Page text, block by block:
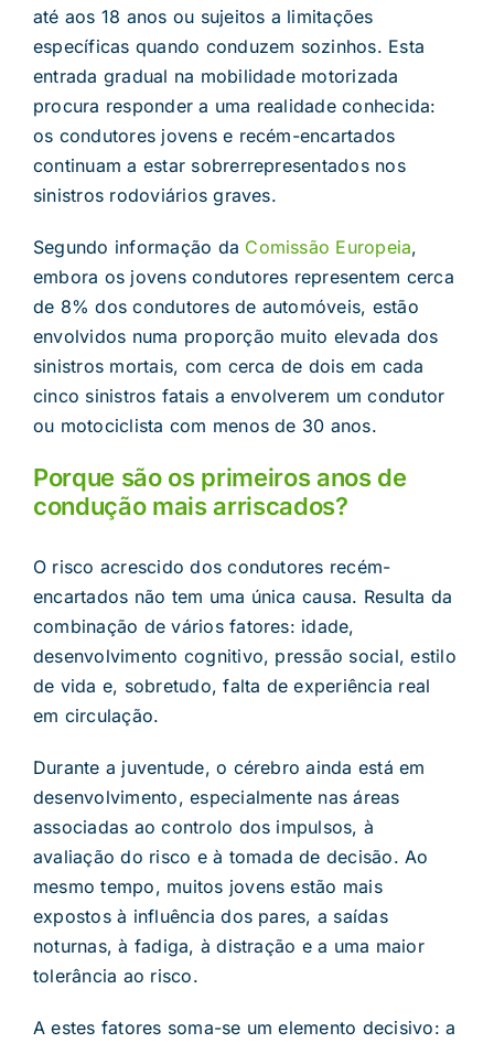
até aos 18 anos ou sujeitos a limitações
específicas quando conduzem sozinhos. Esta
entrada gradual na mobilidade motorizada
procura responder a uma realidade conhecida:
os condutores jovens e recém-encartados
continuam a estar sobrerrepresentados nos
sinistros rodoviários graves.
Segundo informação da Comissão Europeia,
embora os jovens condutores representem cerca
de 8% dos condutores de automóveis, estão
envolvidos numa proporção muito elevada dos
sinistros mortais, com cerca de dois em cada
cinco sinistros fatais a envolverem um condutor
ou motociclista com menos de 30 anos.
Porque são os primeiros anos de
condução mais arriscados?
O risco acrescido dos condutores recém-
encartados não tem uma única causa. Resulta da
combinação de vários fatores: idade,
desenvolvimento cognitivo, pressão social, estilo
de vida e, sobretudo, falta de experiência real
em circulação.
Durante a juventude, o cérebro ainda está em
desenvolvimento, especialmente nas áreas
associadas ao controlo dos impulsos, à
avaliação do risco e à tomada de decisão. Ao
mesmo tempo, muitos jovens estão mais
expostos à influência dos pares, a saídas
noturnas, à fadiga, à distração e a uma maior
tolerância ao risco.
A estes fatores soma-se um elemento decisivo: a